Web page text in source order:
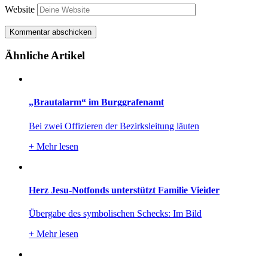
Website
Ähnliche Artikel
„Brautalarm“ im Burggrafenamt
Bei zwei Offizieren der Bezirksleitung läuten
+ Mehr lesen
Herz Jesu-Notfonds unterstützt Familie Vieider
Übergabe des symbolischen Schecks: Im Bild
+ Mehr lesen